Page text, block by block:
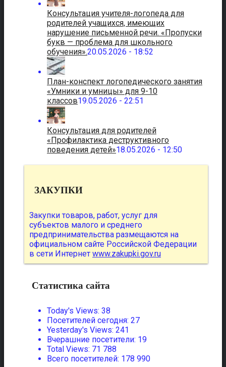
Консультация учителя-логопеда для
родителей учащихся, имеющих
нарушение письменной речи. «Пропуски
букв — проблема для школьного
обучения».20.05.2026 - 18:52
План-конспект логопедического занятия
«Умники и умницы» для 9-10
классов19.05.2026 - 22:51
Консультация для родителей
«Профилактика деструктивного
поведения детей»18.05.2026 - 12:50
ЗАКУПКИ
Закупки товаров, работ, услуг для
субъектов малого и среднего
предпринимательства размещаются на
официальном сайте Российской Федерации
в сети Интернет www.zakupki.gov.ru
Статистика сайта
Today's Views: 38
Посетителей сегодня: 27
Yesterday's Views: 241
Вчерашние посетители: 19
Total Views: 71 788
Всего посетителей: 178 990